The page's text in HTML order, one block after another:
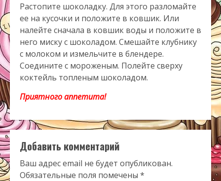
Растопите шоколадку. Для этого разломайте
ее на кусочки и положите в ковшик. Или
налейте сначала в ковшик воды и положите в
него миску с шоколадом. Смешайте клубнику
с молоком и измельчите в блендере.
Соедините с мороженым. Полейте сверху
коктейль топленым шоколадом.
Приятного аппетита!
Добавить комментарий
Ваш адрес email не будет опубликован.
Обязательные поля помечены *